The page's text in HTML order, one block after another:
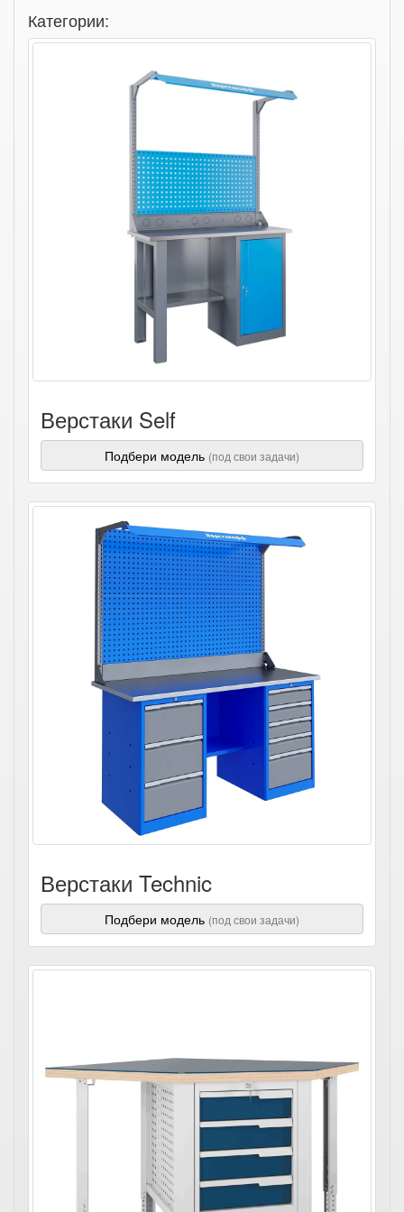
Категории:
Верстаки Self
Подбери модель (под свои задачи)
Верстаки Technic
Подбери модель (под свои задачи)